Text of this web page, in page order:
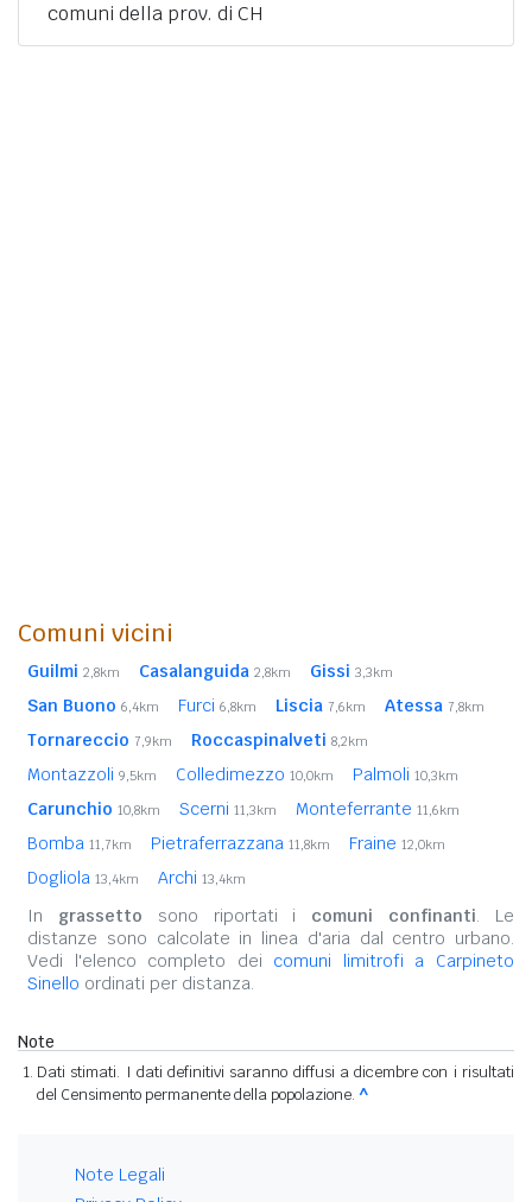
comuni della prov. di CH
Comuni vicini
Guilmi 2,8km Casalanguida 2,8km Gissi 3,3km
San Buono 6,4km Furci 6,8km Liscia 7,6km Atessa 7,8km
Tornareccio 7,9km Roccaspinalveti 8,2km
Montazzoli 9,5km Colledimezzo 10,0km Palmoli 10,3km
Carunchio 10,8km Scerni 11,3km Monteferrante 11,6km
Bomba 11,7km Pietraferrazzana 11,8km Fraine 12,0km
Dogliola 13,4km Archi 13,4km
In grassetto sono riportati i comuni confinanti. Le
distanze sono calcolate in linea d'aria dal centro urbano.
Vedi l'elenco completo dei comuni limitrofi a Carpineto
Sinello ordinati per distanza.
Note
Dati stimati. I dati definitivi saranno diffusi a dicembre con i risultati
del Censimento permanente della popolazione. ^
Note Legali